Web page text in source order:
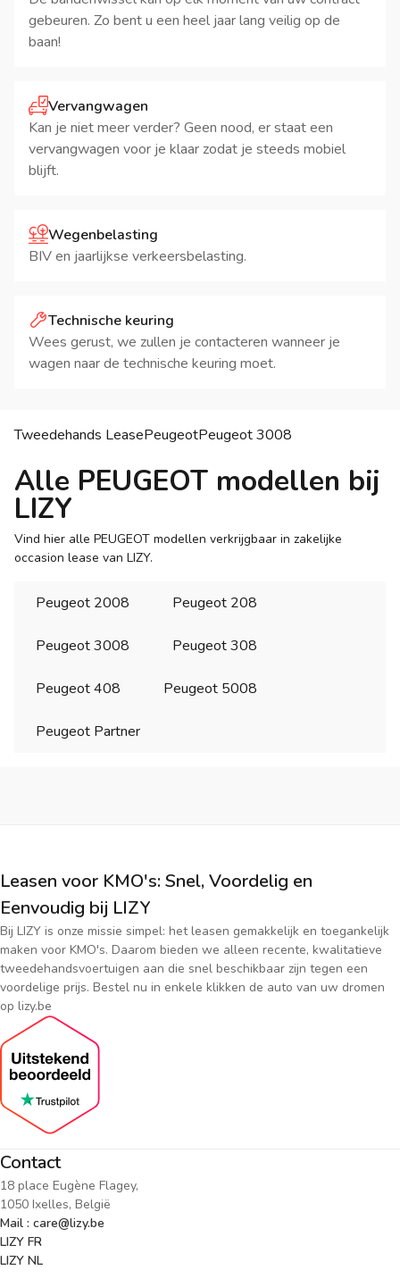
Tweedehands LeasePeugeotPeugeot3008
Alle PEUGEOT modellen bij
LIZY
Vind hier alle PEUGEOT modellen verkrijgbaar in zakelijke
occasion lease van LIZY.
Peugeot 2008 Peugeot 208
Peugeot 3008 Peugeot 308
Peugeot 408 Peugeot 5008
Peugeot Partner
gebeuren. Zo bent u een heel jaar lang veilig op de
baan!
Vervangwagen
Kan je niet meer verder? Geen nood, er staat een
vervangwagen voor je klaar zodat je steeds mobiel
blijft.
Wegenbelasting
BIV en jaarlijkse verkeersbelasting.
Technische keuring
Wees gerust, we zullen je contacteren wanneer je
wagen naar de technische keuring moet.
Leasen voor KMO's: Snel, Voordelig en
Eenvoudig bij LIZY
Bij LIZY is onze missie simpel: het leasen gemakkelijk en toegankelijk
maken voor KMO's. Daarom bieden we alleen recente, kwalitatieve
tweedehandsvoertuigen aan die snel beschikbaar zijn tegen een
voordelige prijs. Bestel nu in enkele klikken de auto van uw dromen
op lizy.be
Contact
18 place Eugène Flagey,
1050 Ixelles, België
Mail : care@lizy.be
LIZY FR
LIZY NL